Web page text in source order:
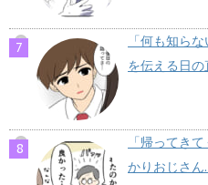
「何も知ら
を伝える日の
「帰ってき
かりおじさん